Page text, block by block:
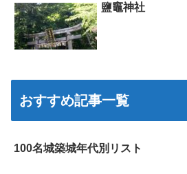
鹽竈神社
おすすめ記事一覧
100名城築城年代別リスト